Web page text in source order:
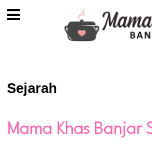
Sejarah
Mama Khas Banjar